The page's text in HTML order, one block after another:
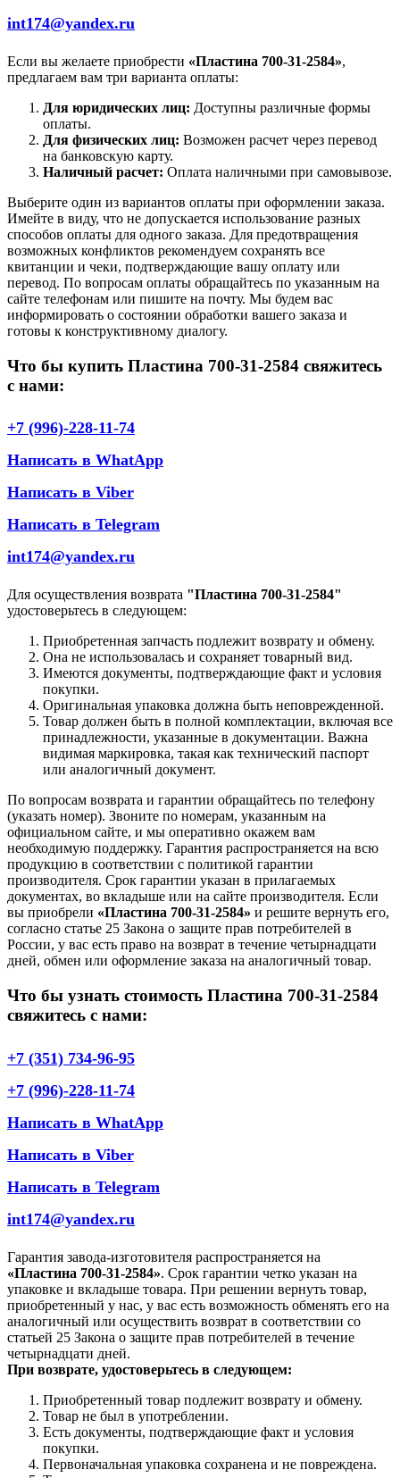
int174@yandex.ru
Если вы желаете приобрести «Пластина 700-31-2584»,
предлагаем вам три варианта оплаты:
Для юридических лиц: Доступны различные формы
оплаты.
Для физических лиц: Возможен расчет через перевод
на банковскую карту.
Наличный расчет: Оплата наличными при самовывозе.
Выберите один из вариантов оплаты при оформлении заказа.
Имейте в виду, что не допускается использование разных
способов оплаты для одного заказа. Для предотвращения
возможных конфликтов рекомендуем сохранять все
квитанции и чеки, подтверждающие вашу оплату или
перевод. По вопросам оплаты обращайтесь по указанным на
сайте телефонам или пишите на почту. Мы будем вас
информировать о состоянии обработки вашего заказа и
готовы к конструктивному диалогу.
Что бы купить Пластина 700-31-2584 свяжитесь
с нами:
+7 (996)-228-11-74
Написать в WhatApp
Написать в Viber
Написать в Telegram
int174@yandex.ru
Для осуществления возврата "Пластина 700-31-2584"
удостоверьтесь в следующем:
Приобретенная запчасть подлежит возврату и обмену.
Она не использовалась и сохраняет товарный вид.
Имеются документы, подтверждающие факт и условия
покупки.
Оригинальная упаковка должна быть неповрежденной.
Товар должен быть в полной комплектации, включая все
принадлежности, указанные в документации. Важна
видимая маркировка, такая как технический паспорт
или аналогичный документ.
По вопросам возврата и гарантии обращайтесь по телефону
(указать номер). Звоните по номерам, указанным на
официальном сайте, и мы оперативно окажем вам
необходимую поддержку. Гарантия распространяется на всю
продукцию в соответствии с политикой гарантии
производителя. Срок гарантии указан в прилагаемых
документах, во вкладыше или на сайте производителя. Если
вы приобрели «Пластина 700-31-2584» и решите вернуть его,
согласно статье 25 Закона о защите прав потребителей в
России, у вас есть право на возврат в течение четырнадцати
дней, обмен или оформление заказа на аналогичный товар.
Что бы узнать стоимость Пластина 700-31-2584
свяжитесь с нами:
+7 (351) 734-96-95
+7 (996)-228-11-74
Написать в WhatApp
Написать в Viber
Написать в Telegram
int174@yandex.ru
Гарантия завода-изготовителя распространяется на
«Пластина 700-31-2584». Срок гарантии четко указан на
упаковке и вкладыше товара. При решении вернуть товар,
приобретенный у нас, у вас есть возможность обменять его на
аналогичный или осуществить возврат в соответствии со
статьей 25 Закона о защите прав потребителей в течение
четырнадцати дней.
При возврате, удостоверьтесь в следующем:
Приобретенный товар подлежит возврату и обмену.
Товар не был в употреблении.
Есть документы, подтверждающие факт и условия
покупки.
Первоначальная упаковка сохранена и не повреждена.